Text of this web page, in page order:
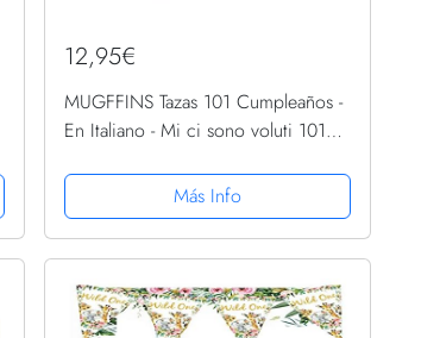
12,95€
MUGFFINS Tazas 101 Cumpleaños -
En Italiano - Mi ci sono voluti 101
11 oz - Regalo original y divertido
Más Info